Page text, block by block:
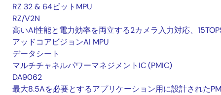
RZ 32 & 64ビットMPU
RZ/V2N
高いAI性能と電力効率を両立する2カメラ入力対応、
アッドコアビジョンAI MPU
データシート
マルチチャネルパワーマネジメントIC (PMIC)
DA9062
最大8.5Aを必要とするアプリケーション用に設計された